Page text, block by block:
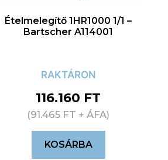
Ételmelegítő 1HR1000 1/1 –
Bartscher A114001
RAKTÁRON
116.160 FT
(91.465 FT + ÁFA)
KOSÁRBA